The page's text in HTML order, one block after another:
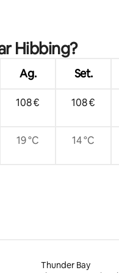
Hibbing?
Ag. Set.
108 € 108 €
19 °C 14 °C
Thunder Bay